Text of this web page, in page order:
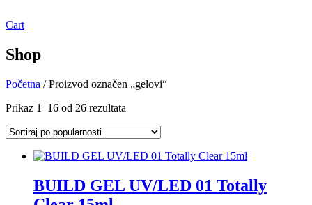
Cart
Shop
Početna / Proizvod označen „gelovi“
Prikaz 1–16 od 26 rezultata
BUILD GEL UV/LED 01 Totally